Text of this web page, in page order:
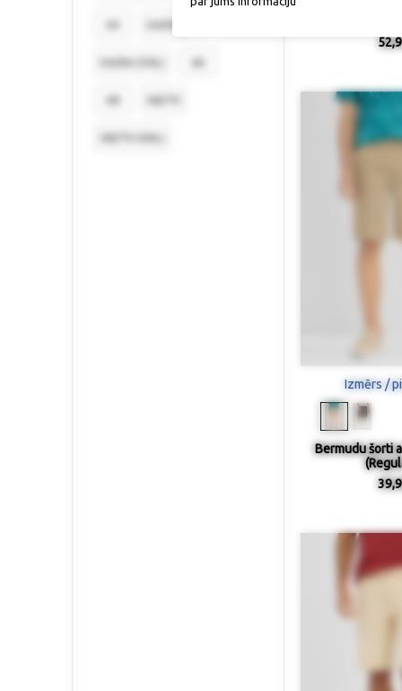
Izmērs /
Bermudu šorti